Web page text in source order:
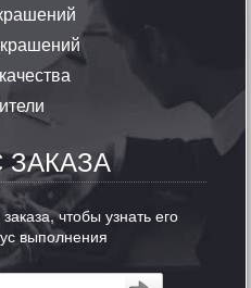
ЗАКАЗА
чтобы узнать его
выполнения